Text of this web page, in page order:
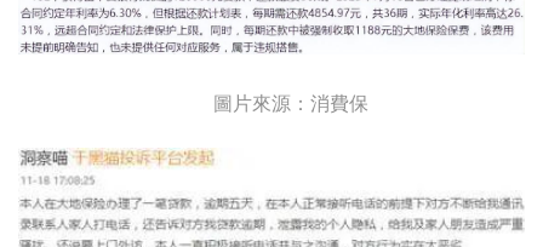
圖片來源：消費保